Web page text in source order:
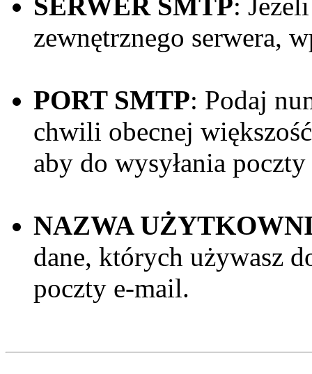
zewnętrznego serwera,
PORT SMTP: Podaj
chwili obecnej
aby do wysyłania
NAZWA
dane, których używasz
poczty e-mail.